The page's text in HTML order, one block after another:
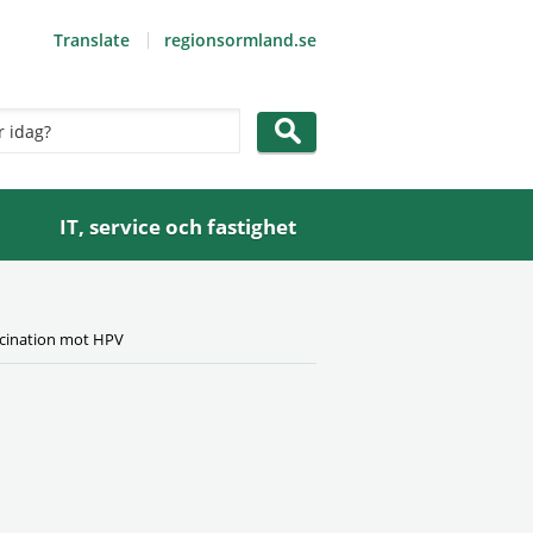
Translate regionsormland.se
IT, service och fastighet
mot HPV